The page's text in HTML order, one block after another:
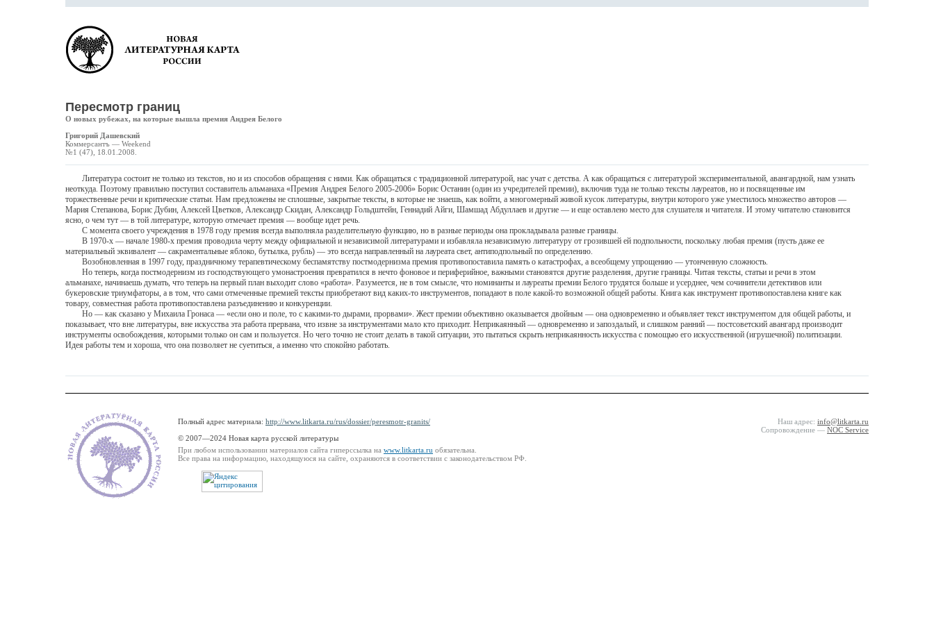
Пересмотр границ
О новых рубежах, на которые вышла премия Андрея Белого
Григорий Дашевский
Коммерсантъ — Weekend
№1 (47), 18.01.2008.
Литература состоит не только из текстов, но и из способов обращения с ними. Как обращаться с традиционной литературой, нас учат с детства. А как обращаться с литературой экспериментальной, авангардной, нам узнать
неоткуда. Поэтому правильно поступил составитель альманаха «Премия Андрея Белого 2005-2006» Борис Останин (один из учредителей премии), включив туда не только тексты лауреатов, но и посвященные им
торжественные речи и критические статьи. Нам предложены не сплошные, закрытые тексты, в которые не знаешь, как войти, а многомерный живой кусок литературы, внутри которого уже уместилось множество авторов —
Мария Степанова, Борис Дубин, Алексей Цветков, Александр Скидан, Александр Гольдштейн, Геннадий Айги, Шамшад Абдуллаев и другие — и еще оставлено место для слушателя и читателя. И этому читателю становится
ясно, о чем тут — в той литературе, которую отмечает премия — вообще идет речь.
С момента своего учреждения в 1978 году премия всегда выполняла разделительную функцию, но в разные периоды она прокладывала разные границы.
В 1970-х — начале 1980-х премия проводила черту между официальной и независимой литературами и избавляла независимую литературу от грозившей ей подпольности, поскольку любая премия (пусть даже ее
материальный эквивалент — сакраментальные яблоко, бутылка, рубль) — это всегда направленный на лауреата свет, антиподпольный по определению.
Возобновленная в 1997 году, праздничному терапевтическому беспамятству постмодернизма премия противопоставила память о катастрофах, а всеобщему упрощению — утонченную сложность.
Но теперь, когда постмодернизм из господствующего умонастроения превратился в нечто фоновое и периферийное, важными становятся другие разделения, другие границы. Читая тексты, статьи и речи в этом
альманахе, начинаешь думать, что теперь на первый план выходит слово «работа». Разумеется, не в том смысле, что номинанты и лауреаты премии Белого трудятся больше и усерднее, чем сочинители детективов или
букеровские триумфаторы, а в том, что сами отмеченные премией тексты приобретают вид каких-то инструментов, попадают в поле какой-то возможной общей работы. Книга как инструмент противопоставлена книге как
товару, совместная работа противопоставлена разъединению и конкуренции.
Но — как сказано у Михаила Гронаса — «если оно и поле, то с какими-то дырами, прорвами». Жест премии объективно оказывается двойным — она одновременно и объявляет текст инструментом для общей работы, и
показывает, что вне литературы, вне искусства эта работа прервана, что извне за инструментами мало кто приходит. Неприкаянный — одновременно и запоздалый, и слишком ранний — постсоветский авангард производит
инструменты освобождения, которыми только он сам и пользуется. Но чего точно не стоит делать в такой ситуации, это пытаться скрыть неприкаянность искусства с помощью его искусственной (игрушечной) политизации.
Идея работы тем и хороша, что она позволяет не суетиться, а именно что спокойно работать.
Полный адрес материала: http://www.litkarta.ru/rus/dossier/peresmotr-granits/
© 2007—2024 Новая карта русской литературы
При любом использовании материалов сайта гиперссылка на www.litkarta.ru обязательна.
Все права на информацию, находящуюся на сайте, охраняются в соответствии с законодательством РФ.
Наш адрес: info@litkarta.ru
Сопровождение — NOC Service